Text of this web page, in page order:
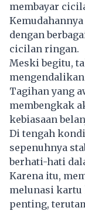
membayar
dengan
cicilan ringan.
Meski begitu,
Tagihan yang
membengkak
kebiasaan
Di tengah
sepenuhnya
berhati-hati
Karena itu,
melunasi kartu
penting,